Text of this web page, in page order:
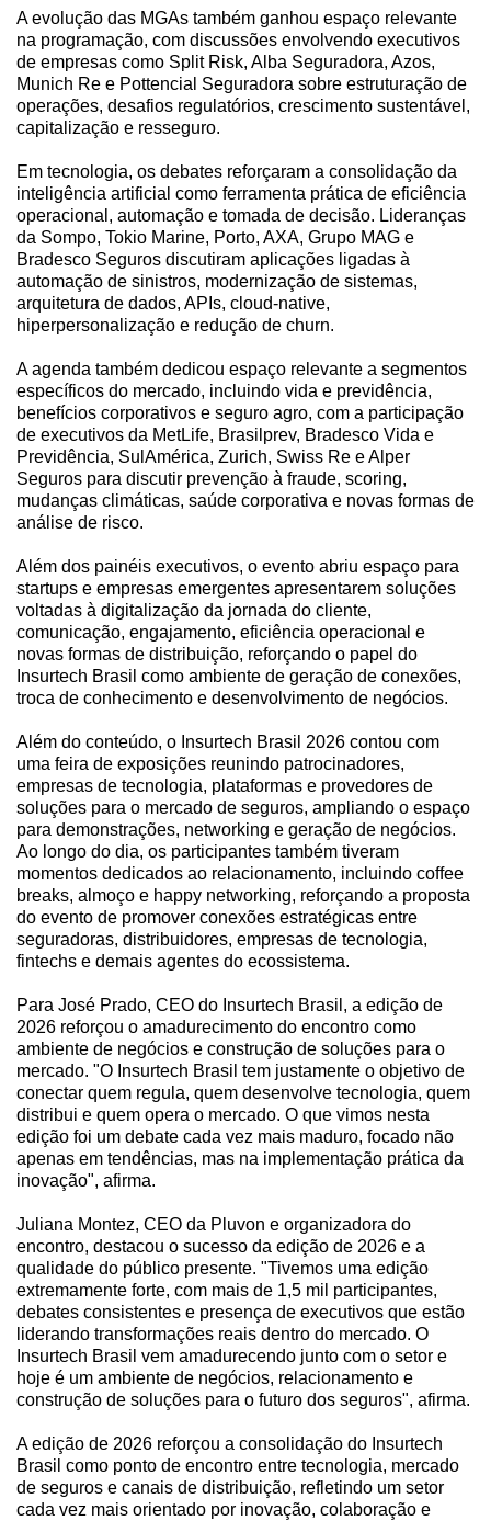
A evolução das MGAs também ganhou espaço relevante
na programação, com discussões envolvendo executivos
de empresas como Split Risk, Alba Seguradora, Azos,
Munich Re e Pottencial Seguradora sobre estruturação de
operações, desafios regulatórios, crescimento sustentável,
capitalização e resseguro.
Em tecnologia, os debates reforçaram a consolidação da
inteligência artificial como ferramenta prática de eficiência
operacional, automação e tomada de decisão. Lideranças
da Sompo, Tokio Marine, Porto, AXA, Grupo MAG e
Bradesco Seguros discutiram aplicações ligadas à
automação de sinistros, modernização de sistemas,
arquitetura de dados, APIs, cloud-native,
hiperpersonalização e redução de churn.
A agenda também dedicou espaço relevante a segmentos
específicos do mercado, incluindo vida e previdência,
benefícios corporativos e seguro agro, com a participação
de executivos da MetLife, Brasilprev, Bradesco Vida e
Previdência, SulAmérica, Zurich, Swiss Re e Alper
Seguros para discutir prevenção à fraude, scoring,
mudanças climáticas, saúde corporativa e novas formas de
análise de risco.
Além dos painéis executivos, o evento abriu espaço para
startups e empresas emergentes apresentarem soluções
voltadas à digitalização da jornada do cliente,
comunicação, engajamento, eficiência operacional e
novas formas de distribuição, reforçando o papel do
Insurtech Brasil como ambiente de geração de conexões,
troca de conhecimento e desenvolvimento de negócios.
Além do conteúdo, o Insurtech Brasil 2026 contou com
uma feira de exposições reunindo patrocinadores,
empresas de tecnologia, plataformas e provedores de
soluções para o mercado de seguros, ampliando o espaço
para demonstrações, networking e geração de negócios.
Ao longo do dia, os participantes também tiveram
momentos dedicados ao relacionamento, incluindo coffee
breaks, almoço e happy networking, reforçando a proposta
do evento de promover conexões estratégicas entre
seguradoras, distribuidores, empresas de tecnologia,
fintechs e demais agentes do ecossistema.
Para José Prado, CEO do Insurtech Brasil, a edição de
2026 reforçou o amadurecimento do encontro como
ambiente de negócios e construção de soluções para o
mercado. "O Insurtech Brasil tem justamente o objetivo de
conectar quem regula, quem desenvolve tecnologia, quem
distribui e quem opera o mercado. O que vimos nesta
edição foi um debate cada vez mais maduro, focado não
apenas em tendências, mas na implementação prática da
inovação", afirma.
Juliana Montez, CEO da Pluvon e organizadora do
encontro, destacou o sucesso da edição de 2026 e a
qualidade do público presente. "Tivemos uma edição
extremamente forte, com mais de 1,5 mil participantes,
debates consistentes e presença de executivos que estão
liderando transformações reais dentro do mercado. O
Insurtech Brasil vem amadurecendo junto com o setor e
hoje é um ambiente de negócios, relacionamento e
construção de soluções para o futuro dos seguros", afirma.
A edição de 2026 reforçou a consolidação do Insurtech
Brasil como ponto de encontro entre tecnologia, mercado
de seguros e canais de distribuição, refletindo um setor
cada vez mais orientado por inovação, colaboração e